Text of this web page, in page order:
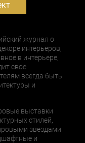
журнал о
интерьеров,
в интерьере,
свое
всегда быть
и
выставки
стилей,
звездами
и